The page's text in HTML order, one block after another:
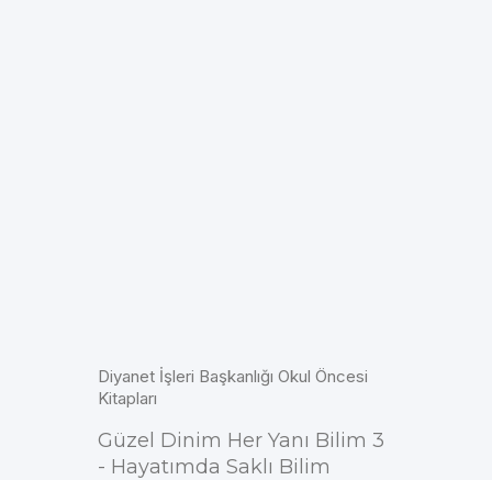
Diyanet İşleri Başkanlığı Okul Öncesi
Kitapları
Güzel Dinim Her Yanı Bilim 3
- Hayatımda Saklı Bilim